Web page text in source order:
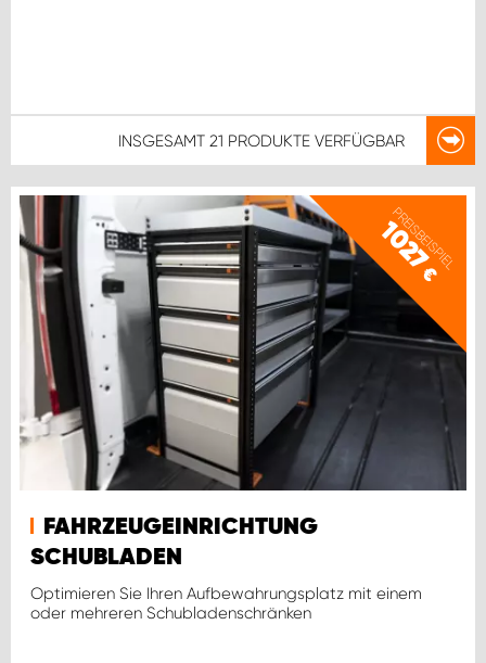
INSGESAMT 21 PRODUKTE VERFÜGBAR
PREISBEISPIEL
1027
€
FAHRZEUGEINRICHTUNG
SCHUBLADEN
Optimieren Sie Ihren Aufbewahrungsplatz mit einem
oder mehreren Schubladenschränken